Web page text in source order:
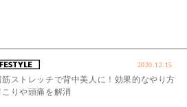
2020.12.15
筋ストレッチで背中美人に！効果的なやり方
こりや頭痛を解消